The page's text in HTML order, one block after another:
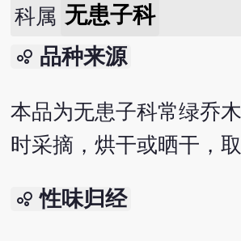
科属 无患子科
bubble_chart 品种来源
本品为无患子科常绿乔
时采摘，烘干或晒干，
bubble_chart 性味归经